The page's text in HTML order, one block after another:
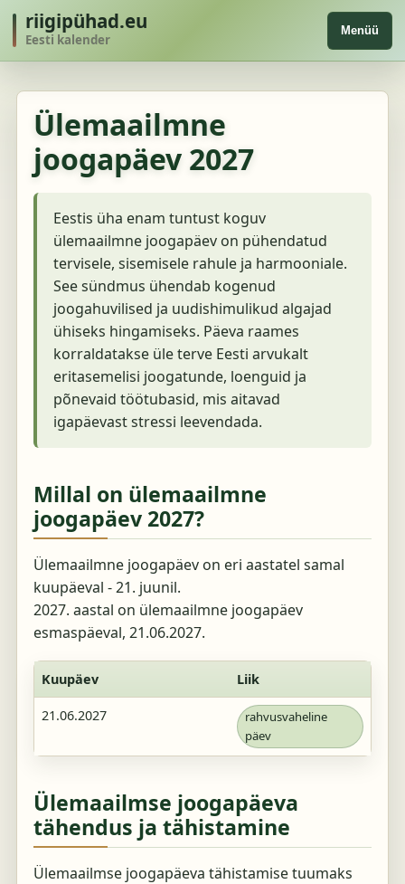
riigipühad.eu
Eesti kalender
Menüü
Ülemaailmne
joogapäev 2027
Eestis üha enam tuntust koguv
ülemaailmne joogapäev on pühendatud
tervisele, sisemisele rahule ja harmooniale.
See sündmus ühendab kogenud
joogahuvilised ja uudishimulikud algajad
ühiseks hingamiseks. Päeva raames
korraldatakse üle terve Eesti arvukalt
eritasemelisi joogatunde, loenguid ja
põnevaid töötubasid, mis aitavad
igapäevast stressi leevendada.
Millal on ülemaailmne
joogapäev 2027?
Ülemaailmne joogapäev on eri aastatel samal
kuupäeval - 21. juunil.
2027. aastal on ülemaailmne joogapäev
esmaspäeval, 21.06.2027.
Kuupäev Liik
21.06.2027
rahvusvaheline
päev
Ülemaailmse joogapäeva
tähendus ja tähistamine
Ülemaailmse joogapäeva tähistamise tuumaks